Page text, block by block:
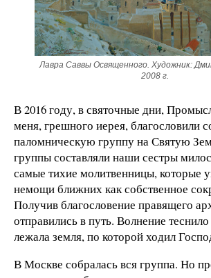
Лавра Саввы Освященного. Художник:
2008 г.
В 2016 году, в святочные дни,
меня, грешного иерея, благословили
паломническую группу на Святую
группы составляли наши сестры
самые тихие молитвенницы, которые
немощи ближних как собственное
Получив благословение правящего
отправились в путь. Волнение
лежала земля, по которой ходил
В Москве собралась вся группа. Но